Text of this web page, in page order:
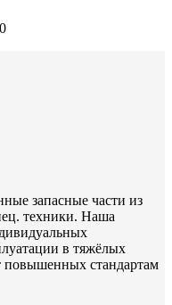
запасные части из
техники. Наша
в тяжёлых
повышенных стандартам